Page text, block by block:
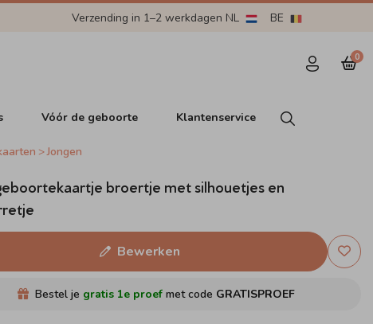
Verzending in 1–2 werkdagen NL BE
0
Vóór de geboorte Klantenservice
Jongen
broertje met silhouetjes en
Bewerken
Bestel je gratis 1e proef met code GRATISPROEF